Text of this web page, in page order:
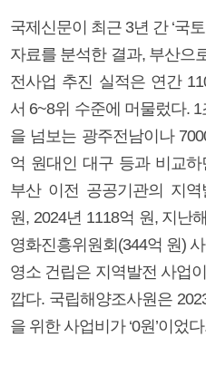
국제신문이 최근 3년 간 ‘국
자료를 분석한 결과, 부산으
전사업 추진 실적은 연간
서 6~8위 수준에 머물렀다.
을 넘보는 광주전남이나
억 원대인 대구 등과 비교하
부산 이전 공공기관의 지
원, 2024년 1118억 원, 지난
영화진흥위원회(344억 원)
영소 건립은 지역발전 사업
깝다. 국립해양조사원은
을 위한 사업비가 ‘0원’이었